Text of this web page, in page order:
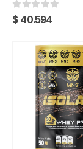
0 out of 5
$40.594